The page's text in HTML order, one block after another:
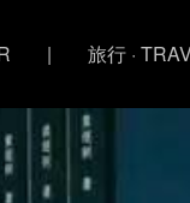
| 旅行 ·